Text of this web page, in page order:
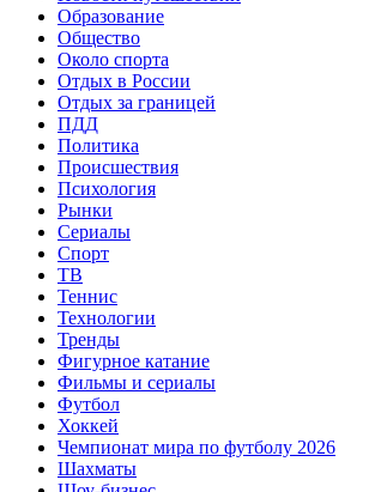
Образование
Общество
Около спорта
Отдых в России
Отдых за границей
ПДД
Политика
Происшествия
Психология
Рынки
Сериалы
Спорт
ТВ
Теннис
Технологии
Тренды
Фигурное катание
Фильмы и сериалы
Футбол
Хоккей
Чемпионат мира по футболу 2026
Шахматы